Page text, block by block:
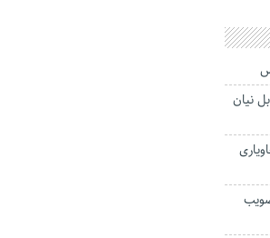
نیان
خاویاری